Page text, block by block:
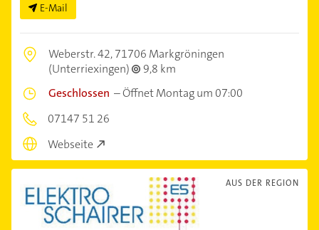
E-Mail
Weberstr. 42,71706 Markgröningen
(Unterriexingen)
9,8 km
Geschlossen –Öffnet Montag um 07:00
07147 51 26
Webseite
AUS DER REGION